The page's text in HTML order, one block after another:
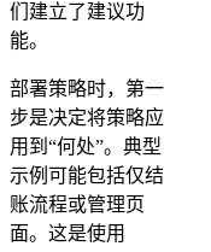
们建立了建议功
能。
部署策略时，第一
步是决定将策略应
用到“何处”。典型
示例可能包括仅结
账流程或管理页
面。这是使用